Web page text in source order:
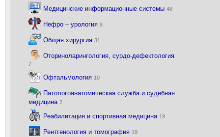
Медицинские информационные системы 48
Нефро – урология 8
Общая хирургия 31
Оториноларингология, сурдо-дефектология
7
Офтальмология 10
Патологоанатомическая служба и судебная
медицина 2
Реабилитация и спортивная медицина 19
Рентгенология и томография 19